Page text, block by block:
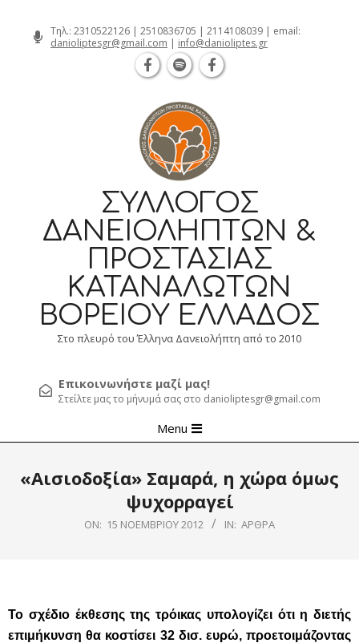
Τηλ.: 2310522126 | 2510836705 | 2114108039 | email:
danioliptesgr@gmail.com | info@danioliptes.gr
ΣΎΛΛΟΓΟΣ
ΔΑΝΕΙΟΛΗΠΤΏΝ &
ΠΡΟΣΤΑΣΊΑΣ
ΚΑΤΑΝΑΛΩΤΏΝ
ΒΟΡΕΊΟΥ ΕΛΛΆΔΟΣ
Στο πλευρό του Έλληνα Δανειολήπτη από το 2010
Επικοινωνήστε μαζί μας!
Στείλτε μας το μήνυμά σας στο danioliptesgr@gmail.com
Navigation
Menu
«Αισιοδοξία» Σαμαρά, η χώρα όμως
ψυχορραγεί
ON: 15 ΝΟΕΜΒΡΊΟΥ 2012 IN: ΆΡΘΡΑ
Το σχέδιο έκθεσης της τρόικας υπολογίζει ότι η διετής
επιμήκυνση θα κοστίσει 32 δισ. ευρώ, προετοιμάζοντας